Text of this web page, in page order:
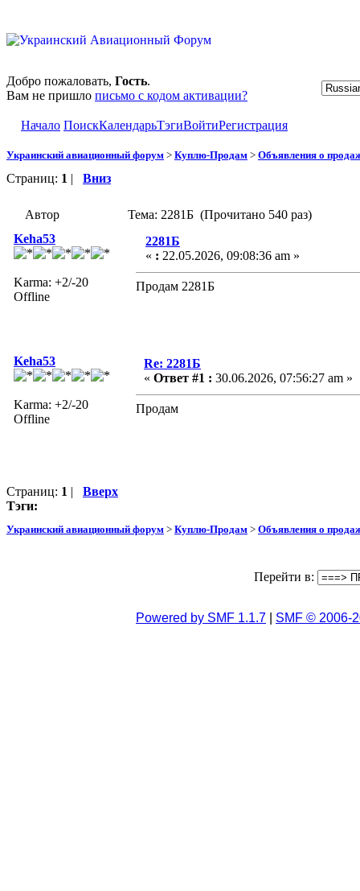
Добро пожаловать, Гость.
Вам не пришло письмо с кодом активации?
Начало ПоискКалендарьТэгиВойтиРегистрация
Украинский авиационный форум > Куплю-Продам > Объявления о
Страниц: 1 | Вниз
Автор
Тема: 2281Б (Прочитано 540 раз)
Keha53
Karma: +2/-20
Offline
2281Б
« : 22.05.2026, 09:08:36 am »
Продам 2281Б
Keha53
Karma: +2/-20
Offline
Re: 2281Б
« Ответ #1 : 30.06.2026, 07:56:27 am »
Продам
Страниц: 1 | Вверх
Тэги:
Украинский авиационный форум > Куплю-Продам > Объявления о
Перейти в:
Powered by SMF 1.1.7 SMF © 2006-